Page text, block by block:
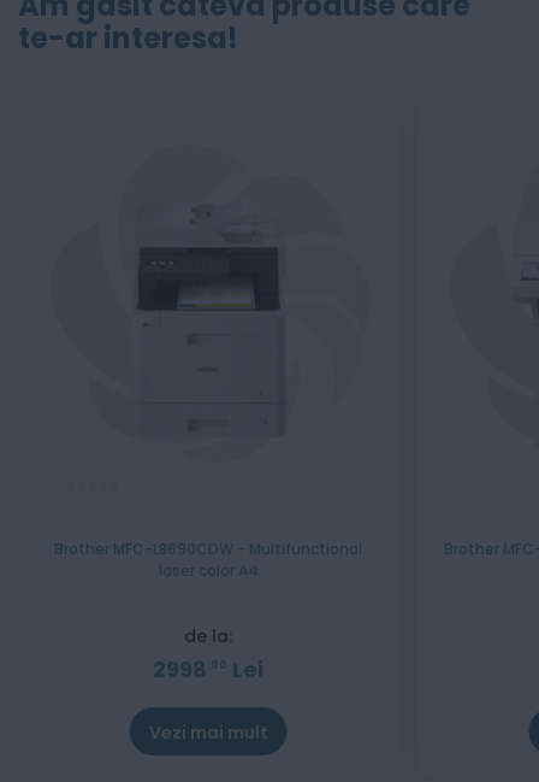
te-ar interesa!
Brother MFC-L8690CDW - Multifunctional
laser color A4
de la:
2998 00 Lei
Vezi mai mult
Stoc epuizat
Brother